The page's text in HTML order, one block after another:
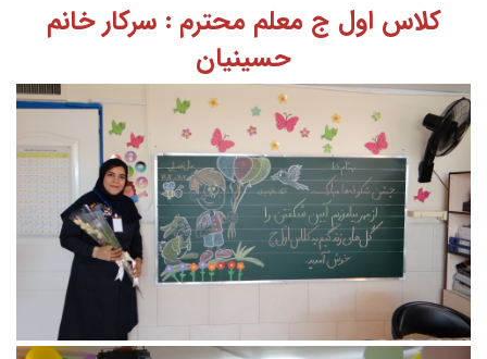
کلاس اول ج معلم محترم : سرکار خانم
حسینیان